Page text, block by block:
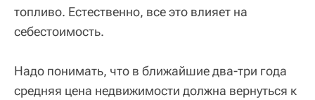
топливо. Естественно, все это влияет на
себестоимость.
Надо понимать, что в ближайшие два-три года
средняя цена недвижимости должна вернуться к